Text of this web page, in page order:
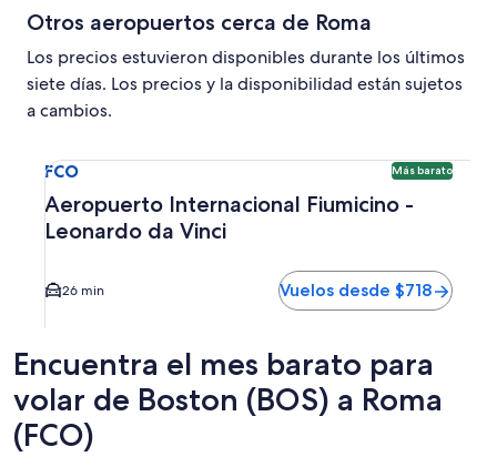
Otros aeropuertos cerca de Roma
Los precios estuvieron disponibles durante los últimos
siete días. Los precios y la disponibilidad están sujetos
a cambios.
FCO Más barato
Aeropuerto Internacional Fiumicino -
Leonardo da Vinci
26 min Vuelos desde $718
Encuentra el mes barato para
volar de Boston (BOS) a Roma
(FCO)